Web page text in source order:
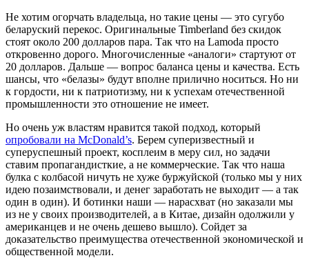
Не хотим огорчать владельца, но такие цены — это сугубо
беларуский перекос. Оригинальные Timberland без скидок
стоят около 200 долларов пара. Так что на Lamoda просто
откровенно дорого. Многочисленные «аналоги» стартуют от
20 долларов. Дальше — вопрос баланса цены и качества. Есть
шансы, что «белазы» будут вполне прилично носиться. Но ни
к гордости, ни к патриотизму, ни к успехам отечественной
промышленности это отношение не имеет.
Но очень уж властям нравится такой подход, который
опробовали на McDonald’s. Берем суперизвестный и
суперуспешный проект, косплеим в меру сил, но задачи
ставим пропагандисткие, а не коммерческие. Так что наша
булка с колбасой ничуть не хуже буржуйской (только мы у них
идею позаимствовали, и денег заработать не выходит — а так
один в один). И ботинки наши — нарасхват (но заказали мы
из не у своих производителей, а в Китае, дизайн одолжили у
американцев и не очень дешево вышло). Сойдет за
доказательство преимущества отечественной экономической и
общественной модели.